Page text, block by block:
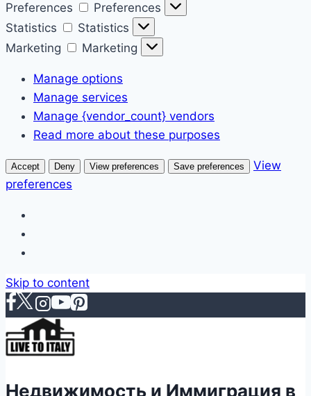
Preferences
Preferences
Statistics
Statistics
Marketing
Marketing
Manage options
Manage services
Manage {vendor_count} vendors
Read more about these purposes
Accept Deny View preferences Save preferences
View
preferences
Skip to content
Недвижимость и Иммиграция в